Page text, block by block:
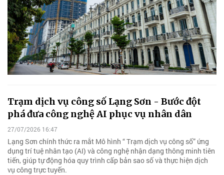
Trạm dịch vụ công số Lạng Sơn - Bước đột
phá đưa công nghệ AI phục vụ nhân dân
27/07/2026 16:47
Lạng Sơn chính thức ra mắt Mô hình “ Trạm dịch vụ công số” ứng
dụng trí tuệ nhân tạo (AI) và công nghệ nhận dạng thông minh tiên
tiến, giúp tự động hóa quy trình cấp bản sao số và thực hiện dịch
vụ công trực tuyến.